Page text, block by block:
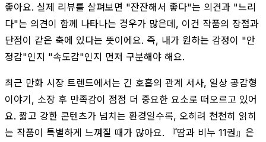
좋아요. 실제 리뷰를 살펴보면 "잔잔해서 좋다"는 의견과 "느리
다"는 의견이 함께 나타나는 경우가 많은데, 이건 작품의 장점과
단점이 같은 축에 있다는 뜻이에요. 즉, 내가 원하는 감정이 "안
정감"인지 "속도감"인지 먼저 구분해야 해요.
최근 만화 시장 트렌드에서는 긴 호흡의 관계 서사, 일상 공감형
이야기, 소장 후 만족감이 점점 더 중요한 요소로 떠오르고 있어
요. 짧고 강한 콘텐츠가 넘치는 환경일수록, 오히려 천천히 읽히
는 작품이 특별하게 느껴질 때가 많아요. 『땀과 비누 11권』은